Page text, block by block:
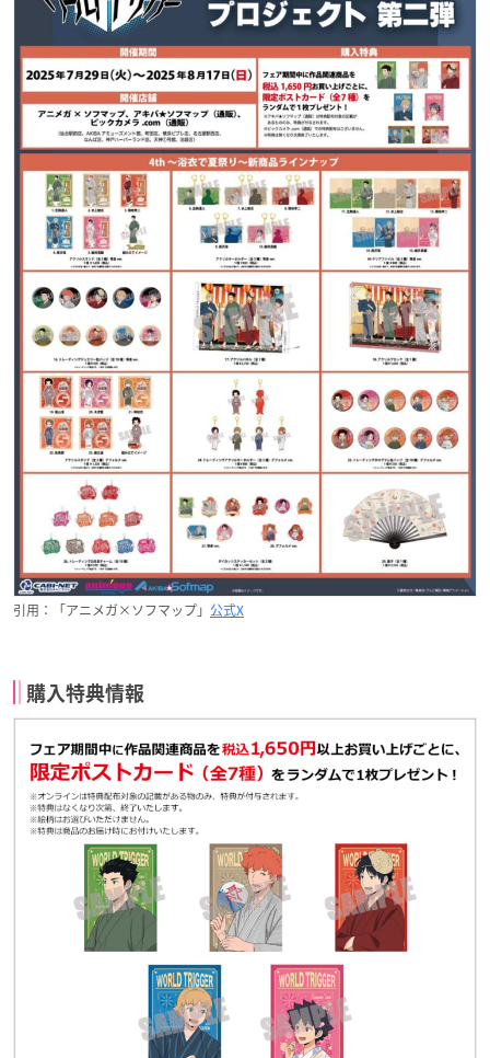
引用：「アニメガ×ソフマップ」 公式X
購入特典情報